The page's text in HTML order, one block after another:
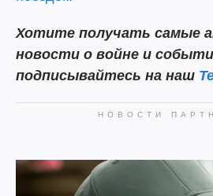
Хотите получать самые
новости о войне и
подписывайтесь на наш